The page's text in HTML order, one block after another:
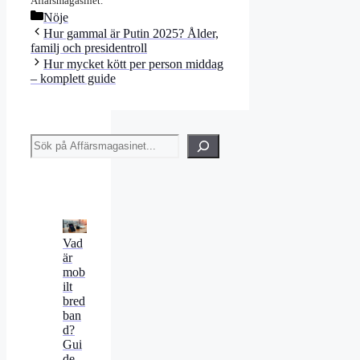
Kategorier
Nöje
Hur gammal är Putin 2025? Ålder,
familj och presidentroll
Hur mycket kött per person middag
– komplett guide
Sök
Vad
är
mob
ilt
bred
ban
d?
Gui